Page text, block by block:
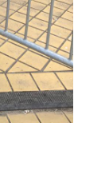
la